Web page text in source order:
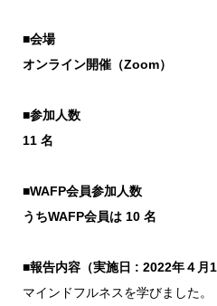
■会場
オンライン開催（Zoom）
■参加人数
11 名
■WAFP会員参加人数
うちWAFP会員は10 名
■報告内容（実施日 : 2022年４月
マインドフルネスを学びました。